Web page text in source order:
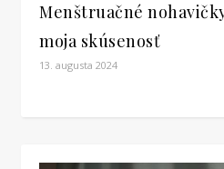
Menštruačné
moja skúsenosť
13. augusta 2024